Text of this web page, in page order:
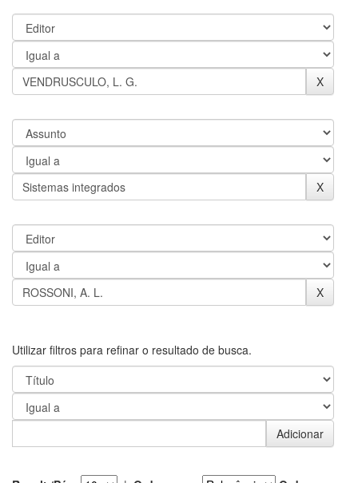
Utilizar filtros para refinar o resultado de busca.